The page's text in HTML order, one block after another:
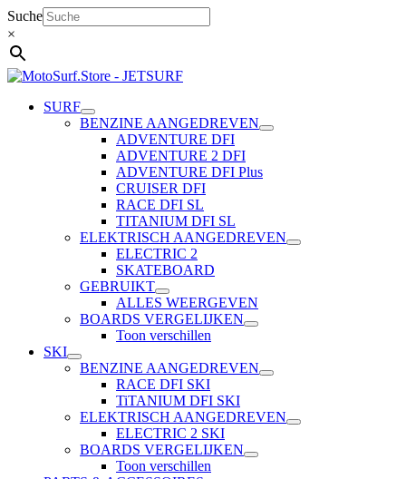
Ga
naar
de
inhoud
Suche
×
SURF
BENZINE AANGEDREVEN
ADVENTURE DFI
ADVENTURE 2 DFI
ADVENTURE DFI Plus
CRUISER DFI
RACE DFI SL
TITANIUM DFI SL
ELEKTRISCH AANGEDREVEN
ELECTRIC 2
SKATEBOARD
GEBRUIKT
ALLES WEERGEVEN
BOARDS VERGELIJKEN
Toon verschillen
SKI
BENZINE AANGEDREVEN
RACE DFI SKI
TiTANIUM DFI SKI
ELEKTRISCH AANGEDREVEN
ELECTRIC 2 SKI
BOARDS VERGELIJKEN
Toon verschillen